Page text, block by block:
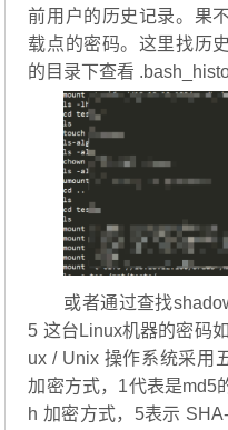
前用户的历史记录。果
载点的密码。这里找历
的目录下查看
或者通过查找
5 这台Linux机器的密码
ux / Unix 操作系统采用
加密方式， 1代表是md5
h 加密方式， 5表示